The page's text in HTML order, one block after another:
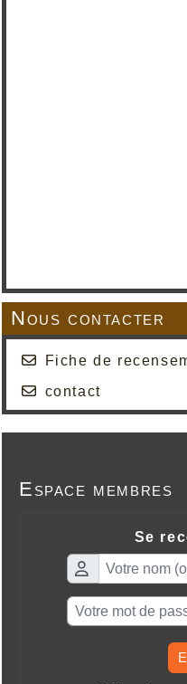
Nous contacter
Fiche de
contact
Espace membres
Se